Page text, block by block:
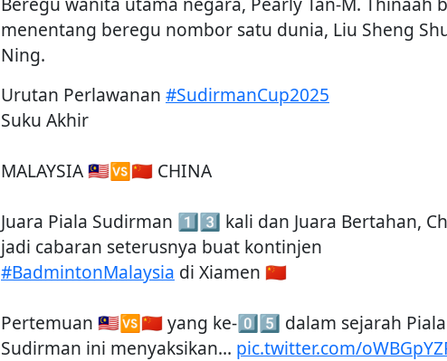
menentang beregu nombor satu dunia, Liu Sheng
Ning.
Urutan Perlawanan #SudirmanCup2025
Suku Akhir
MALAYSIA 🇲🇾🆚🇨🇳 CHINA
Juara Piala Sudirman 1⃣3⃣ kali dan Juara Bertahan,
jadi cabaran seterusnya buat kontinjen
#BadmintonMalaysia di Xiamen 🇨🇳
Pertemuan 🇲🇾🆚🇨🇳 yang ke-0⃣5⃣ dalam sejarah Piala
Sudirman ini menyaksikan… pic.twitter.com/